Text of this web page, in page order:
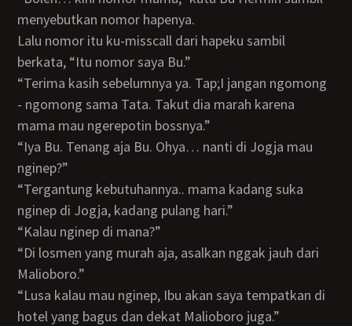
menyebutkan nomor hapenya.
Lalu nomor itu ku-misscall dari hapeku sambil
berkata, “Itu nomor saya Bu.”
“Terima kasih sebelumnya ya. Tap;I jangan ngomong
- ngomong sama Tata. Takut dia marah karena
mama mau ngerepotin bossnya.”
“Iya Bu. Tenang aja Bu. Ohya… nanti di Jogja mau
nginep?”
“Tergantung kebutuhannya.. mama kadang suka
nginep di Jogja, kadang pulang hari.”
“Kalau nginep di mana?”
“Di losmen yang murah aja, asalkan nggak jauh dari
Malioboro.”
“Lusa kalau mau nginep, Ibu akan saya tempatkan di
hotel yang bagus dan dekat Malioboro juga.”